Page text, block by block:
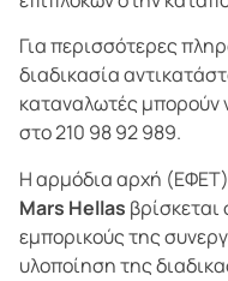
Για περισσότερες
διαδικασία
καταναλωτές μπορούν
στο 210 98 92 989.
Η αρμόδια αρχή (ΕΦΕΤ)
Mars Hellas βρίσκεται
εμπορικούς της
υλοποίηση της